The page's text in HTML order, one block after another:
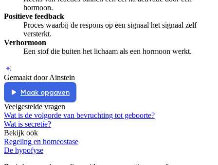
hormoon.
Positieve feedback
Proces waarbij de respons op een signaal het signaal zelf
versterkt.
Verhormoon
Een stof die buiten het lichaam als een hormoon werkt.
Gemaakt door Ainstein
Maak opgaven
Veelgestelde vragen
Wat is de volgorde van bevruchting tot geboorte?
Wat is secretie?
Bekijk ook
Regeling en homeostase
De hypofyse